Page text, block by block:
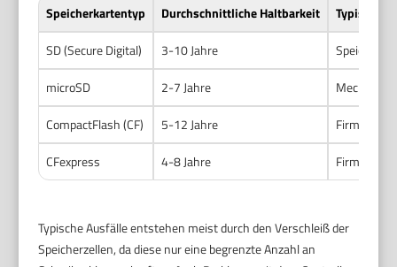
Speicherkartentyp Durchschnittliche Haltbarkeit
Typische
SD (Secure Digital)
3-10 Jahre
microSD
2-7 Jahre
CompactFlash (CF)
5-12 Jahre
Firmware-
CFexpress
4-8 Jahre Firmware-
Typische Ausfälle entstehen meist durch den Verschleiß der
Speicherzellen, da diese nur eine begrenzte Anzahl an